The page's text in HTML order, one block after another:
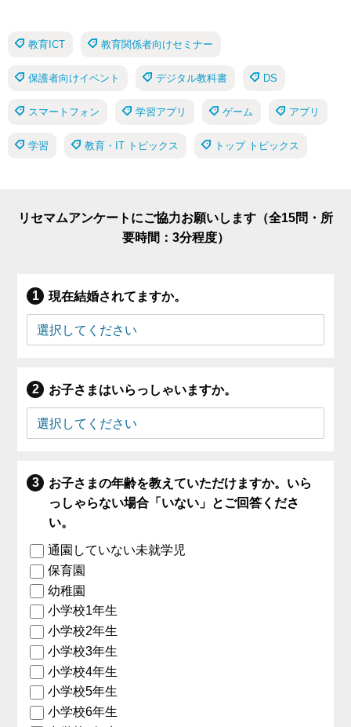
教育ICT 教育関係者向けセミナー
保護者向けイベント デジタル教科書 DS
スマートフォン 学習アプリ ゲーム アプリ
学習 教育・IT トピックス トップ トピックス
リセマムアンケートにご協力お願いします（全15問・所
要時間：3分程度）
現在結婚されてますか。
お子さまはいらっしゃいますか。
お子さまの年齢を教えていただけますか。いら
っしゃらない場合「いない」とご回答くださ
い。
通園していない未就学児
保育園
幼稚園
小学校1年生
小学校2年生
小学校3年生
小学校4年生
小学校5年生
小学校6年生